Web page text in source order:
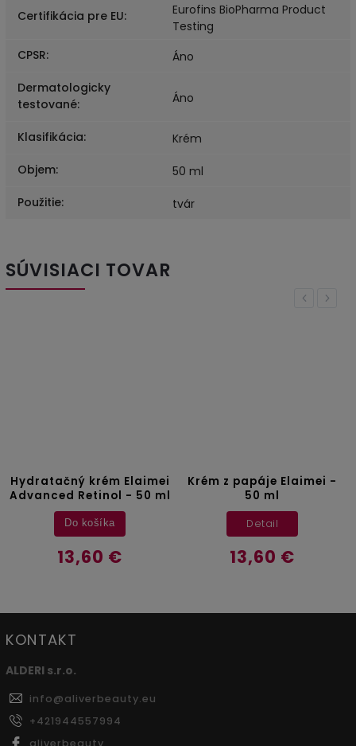
Certifikácia pre EU:
Eurofins BioPharma Product
Testing
CPSR:
Áno
Dermatologicky
testované: Áno
Klasifikácia:
Krém
Objem:
50 ml
Použitie: tvár
SÚVISIACI TOVAR
Previous
Hydratačný krém Elaimei
Advanced Retinol - 50 ml
13,60 €
Do košíka
Krém z papáje Elaimei -
50 ml
13,60 €
Detail
Next
KONTAKT
ALDERI s.r.o.
info@aliverbeauty.eu
+421944557994
aliverbeauty